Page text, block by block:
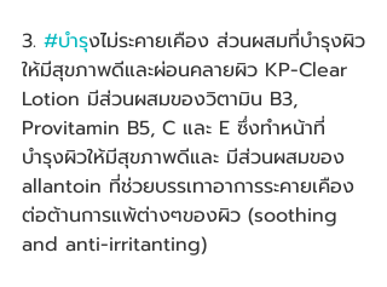
3. #บำรุงไม่ระคายเคือง ส่วนผสมที่บำรุงผิว
ให้มีสุขภาพดีและผ่อนคลายผิว KP-Clear
Lotion มีส่วนผสมของวิตามิน B3,
Provitamin B5, C และ E ซึ่งทำหน้าที่
บำรุงผิวให้มีสุขภาพดีและ มีส่วนผสมของ
allantoin ที่ช่วยบรรเทาอาการระคายเคือง
ต่อต้านการแพ้ต่างๆของผิว (soothing
and anti-irritanting)